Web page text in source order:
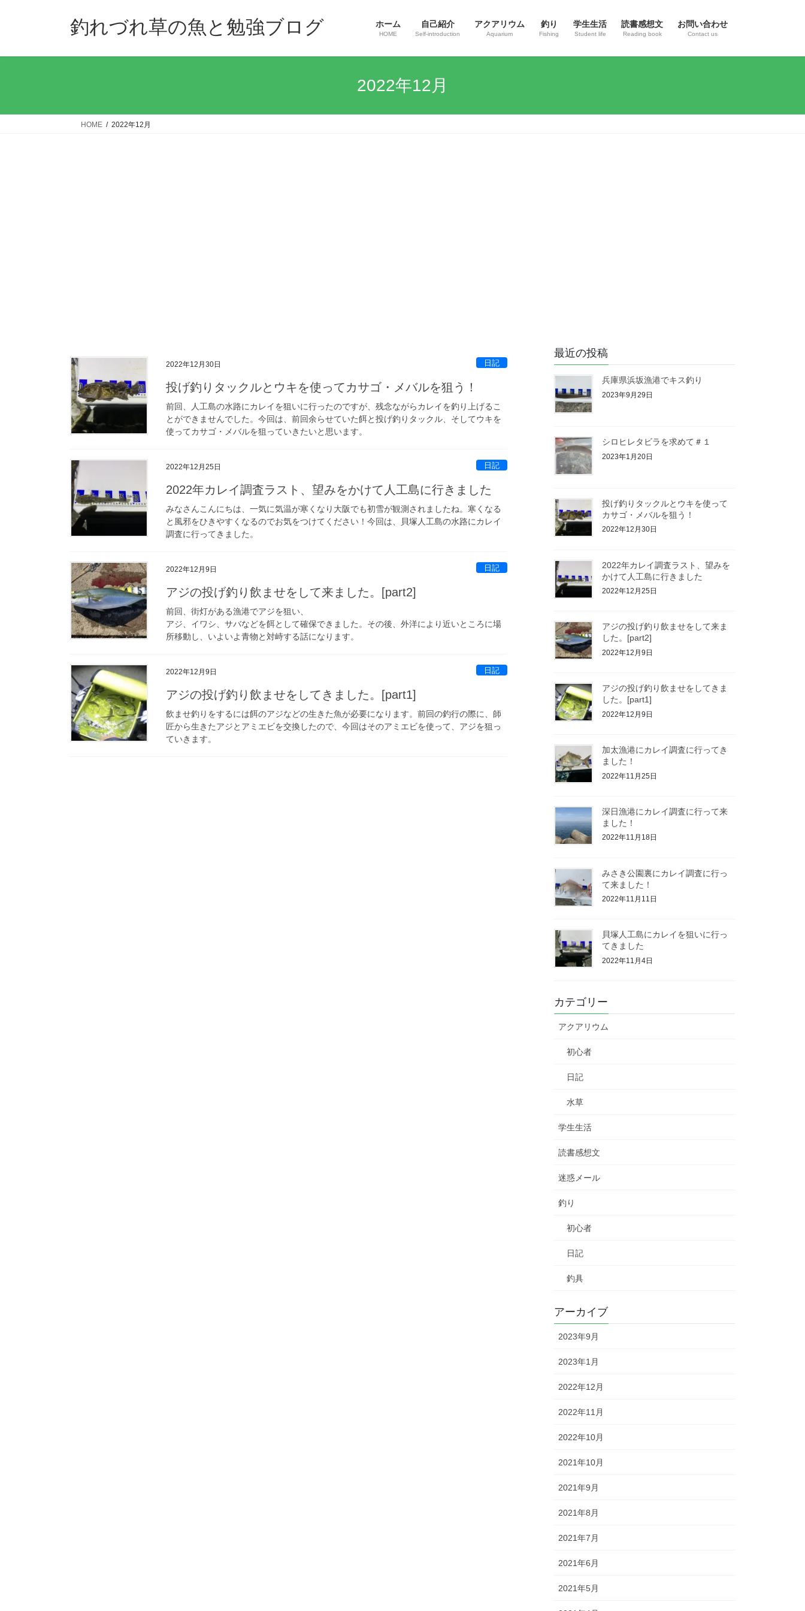
釣れづれ草の魚と勉強ブログ ホーム
HOME
自己紹介
Self-introduction
アクアリウム
Aquarium
釣り
Fishing
学生生活
Student life
読書感想文
Reading book
お問い合わせ
Contact us
2022年12月
HOME 2022年12月
2022年12月30日 日記
投げ釣りタックルとウキを使ってカサゴ・メバルを狙う！
前回、人工島の水路にカレイを狙いに行ったのですが、残念ながらカレイを釣り上げるこ
とができませんでした。今回は、前回余らせていた餌と投げ釣りタックル、そしてウキを
使ってカサゴ・メバルを狙っていきたいと思います。
2022年12月25日 日記
2022年カレイ調査ラスト、望みをかけて人工島に行きました
みなさんこんにちは、一気に気温が寒くなり大阪でも初雪が観測されましたね。寒くなる
と風邪をひきやすくなるのでお気をつけてください！今回は、貝塚人工島の水路にカレイ
調査に行ってきました。
2022年12月9日 日記
アジの投げ釣り飲ませをして来ました。[part2]
前回、街灯がある漁港でアジを狙い、
アジ、イワシ、サバなどを餌として確保できました。その後、外洋により近いところに場
所移動し、いよいよ青物と対峙する話になります。
2022年12月9日 日記
アジの投げ釣り飲ませをしてきました。[part1]
飲ませ釣りをするには餌のアジなどの生きた魚が必要になります。前回の釣行の際に、師
匠から生きたアジとアミエビを交換したので、今回はそのアミエビを使って、アジを狙っ
ていきます。
最近の投稿
兵庫県浜坂漁港でキス釣り
2023年9月29日
シロヒレタビラを求めて＃１
2023年1月20日
投げ釣りタックルとウキを使って
カサゴ・メバルを狙う！
2022年12月30日
2022年カレイ調査ラスト、望みを
かけて人工島に行きました
2022年12月25日
アジの投げ釣り飲ませをして来ま
した。[part2]
2022年12月9日
アジの投げ釣り飲ませをしてきま
した。[part1]
2022年12月9日
加太漁港にカレイ調査に行ってき
ました！
2022年11月25日
深日漁港にカレイ調査に行って来
ました！
2022年11月18日
みさき公園裏にカレイ調査に行っ
て来ました！
2022年11月11日
貝塚人工島にカレイを狙いに行っ
てきました
2022年11月4日
カテゴリー
アクアリウム
初心者
日記
水草
学生生活
読書感想文
迷惑メール
釣り
初心者
日記
釣具
アーカイブ
2023年9月
2023年1月
2022年12月
2022年11月
2022年10月
2021年10月
2021年9月
2021年8月
2021年7月
2021年6月
2021年5月